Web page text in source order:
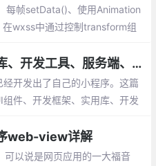
每帧setData()、使用Animation
wxss中通过控制transform组
微信小程序UI组件、实用库、开发工具、服务端、Demo整理分享
开发出了自己的小程序。这篇
件、开发框架、实用库、开发
web-view详解
以说是网页应用的一大福音